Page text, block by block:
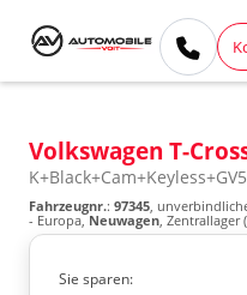
Volkswagen T-
Fahrzeugnr.: 97345,
- Europa,Neuwagen, Zentrallager
Sie sparen: